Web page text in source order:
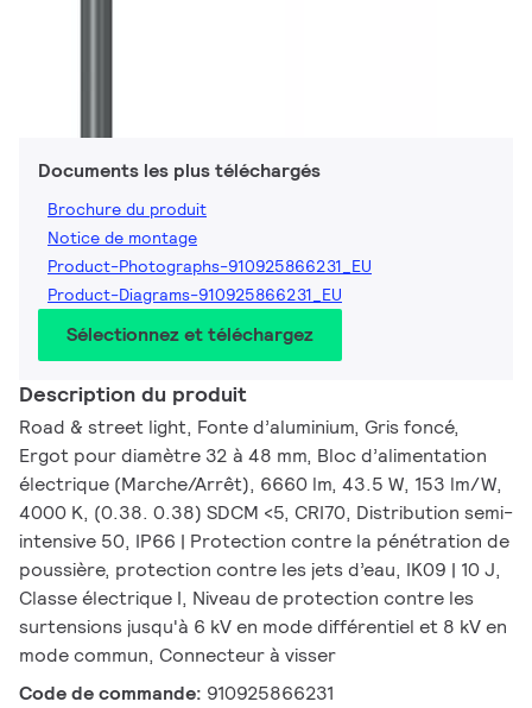
Documents les plus téléchargés
Brochure du produit
Notice de montage
Product-Photographs-910925866231_EU
Product-Diagrams-910925866231_EU
Sélectionnez et téléchargez
Description du produit
Road & street light, Fonte d’aluminium, Gris foncé,
Ergot pour diamètre 32 à 48 mm, Bloc d’alimentation
électrique (Marche/Arrêt), 6660 lm, 43.5 W, 153 lm/W,
4000 K, (0.38. 0.38) SDCM <5, CRI70, Distribution semi-
intensive 50, IP66 | Protection contre la pénétration de
poussière, protection contre les jets d’eau, IK09 | 10 J,
Classe électrique I, Niveau de protection contre les
surtensions jusqu'à 6 kV en mode différentiel et 8 kV en
mode commun, Connecteur à visser
Code de commande: 910925866231